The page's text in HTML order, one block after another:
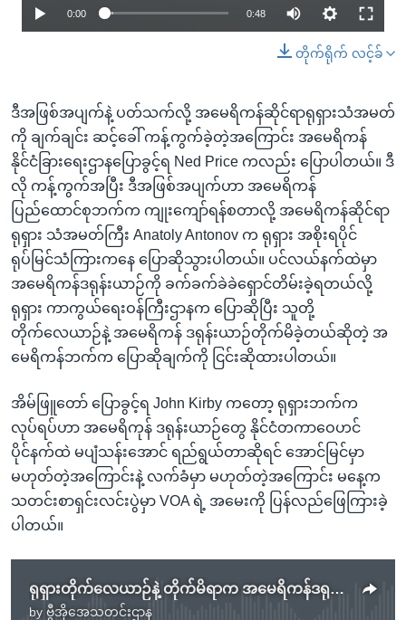
0:00 0:48
တိုက်ရိုက် လင့်ခ်
ဒီအဖြစ်အပျက်နဲ့ ပတ်သက်လို့ အမေရိကန်ဆိုင်ရာရုရှားသံအမတ်
ကို ချက်ချင်း ဆင့်ခေါ် ကန့်ကွက်ခဲ့တဲ့အကြောင်း အမေရိကန်
နိုင်ငံခြားရေးဌာနပြောခွင့်ရ Ned Price ကလည်း ပြောပါတယ်။ ဒီ
လို ကန့်ကွက်အပြီး ဒီအဖြစ်အပျက်ဟာ အမေရိကန်
ပြည်ထောင်စုဘက်က ကျုးကျော်ရန်စတာလို့ အမေရိကန်ဆိုင်ရာ
ရုရှား သံအမတ်ကြီး Anatoly Antonov က ရုရှား အစိုးရပိုင်
ရုပ်မြင်သံကြားကနေ ပြောဆိုသွားပါတယ်။ ပင်လယ်နက်ထဲမှာ
အမေရိကန်ဒရုန်းယာဉ်ကို ခက်ခက်ခဲခဲရှောင်တိမ်းခဲ့ရတယ်လို့
ရုရှား ကာကွယ်ရေးဝန်ကြီးဌာနက ပြောဆိုပြီး သူတို့
တိုက်လေယာဉ်နဲ့ အမေရိကန် ဒရုန်းယာဉ်တိုက်မိခဲ့တယ်ဆိုတဲ့ အ
မေရိကန်ဘက်က ပြောဆိုချက်ကို ငြင်းဆိုထားပါတယ်။
အိမ်ဖြူတော် ပြောခွင့်ရ John Kirby ကတော့ ရုရှားဘက်က
လုပ်ရပ်ဟာ အမေရိကုန် ဒရုန်းယာဉ်တွေ နိုင်ငံတကာဝေဟင်
ပိုင်နက်ထဲ မပျံသန်းအောင် ရည်ရွယ်တာဆိုရင် အောင်မြင်မှာ
မဟုတ်တဲ့အကြောင်းနဲ့ လက်ခံမှာ မဟုတ်တဲ့အကြောင်း မနေ့က
သတင်းစာရှင်းလင်းပွဲမှာ VOA ရဲ့ အမေးကို ပြန်လည်ဖြေကြားခဲ့
ပါတယ်။
ရုရှားတိုက်လေယာဉ်နဲ့ တိုက်မိရာက အမေရိကန်ဒရုန်း ပျက်ကျမှုအတွက် အပြန်အလှန်စွပ်စွဲ
by ဗွီအိုအေသတင်းဌာန